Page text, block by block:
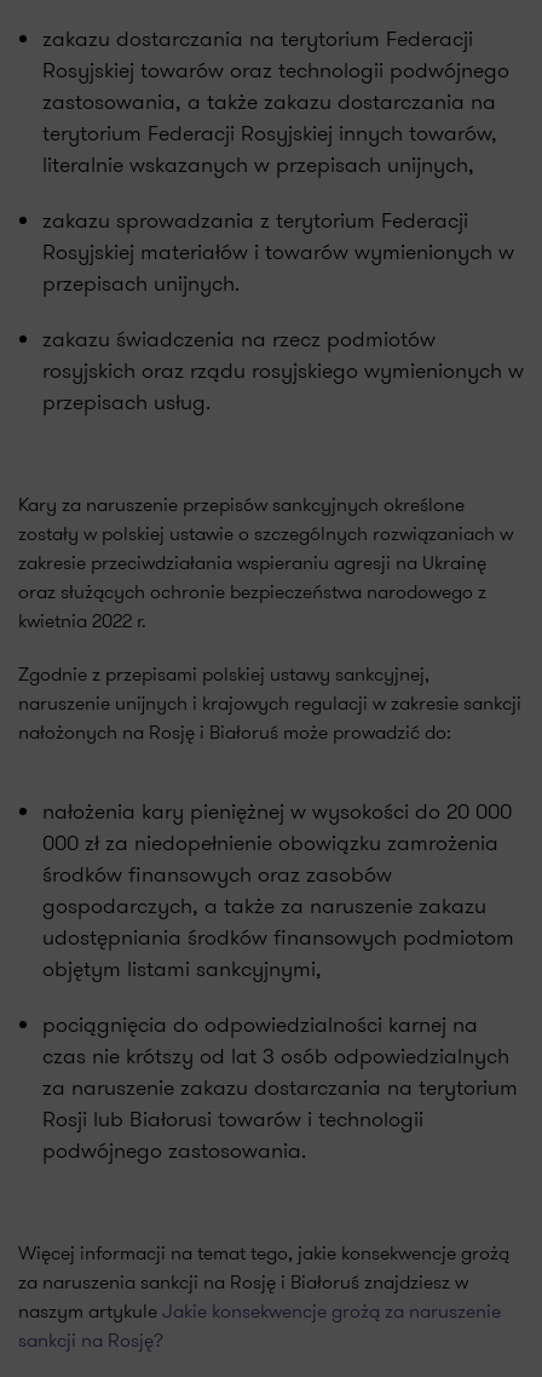
zakazu dostarczania na terytorium Federacji
Rosyjskiej towarów oraz technologii podwójnego
zastosowania, a także zakazu dostarczania na
terytorium Federacji Rosyjskiej innych towarów,
literalnie wskazanych w przepisach unijnych,
zakazu sprowadzania z terytorium Federacji
Rosyjskiej materiałów i towarów wymienionych w
przepisach unijnych.
zakazu świadczenia na rzecz podmiotów
rosyjskich oraz rządu rosyjskiego wymienionych w
przepisach usług.
Kary za naruszenie przepisów sankcyjnych określone
zostały w polskiej ustawie o szczególnych rozwiązaniach w
zakresie przeciwdziałania wspieraniu agresji na Ukrainę
oraz służących ochronie bezpieczeństwa narodowego z
kwietnia 2022 r.
Zgodnie z przepisami polskiej ustawy sankcyjnej,
naruszenie unijnych i krajowych regulacji w zakresie sankcji
nałożonych na Rosję i Białoruś może prowadzić do:
nałożenia kary pieniężnej w wysokości do 20 000
000 zł za niedopełnienie obowiązku zamrożenia
środków finansowych oraz zasobów
gospodarczych, a także za naruszenie zakazu
udostępniania środków finansowych podmiotom
objętym listami sankcyjnymi,
pociągnięcia do odpowiedzialności karnej na
czas nie krótszy od lat 3 osób odpowiedzialnych
za naruszenie zakazu dostarczania na terytorium
Rosji lub Białorusi towarów i technologii
podwójnego zastosowania.
Więcej informacji na temat tego, jakie konsekwencje grożą
za naruszenia sankcji na Rosję i Białoruś znajdziesz w
naszym artykuleJakie konsekwencje grożą za naruszenie
sankcji na Rosję?